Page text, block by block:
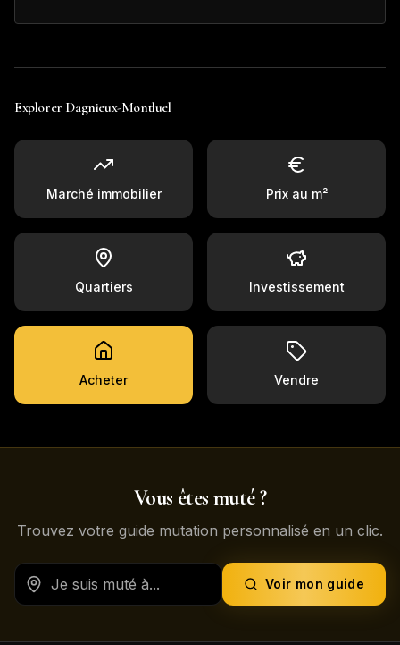
Explorer Dagnieux-Montluel
Marché immobilier Prix au m²
Quartiers Investissement
Acheter Vendre
Vous êtes muté ?
Trouvez votre guide mutation personnalisé en un clic.
Voir mon guide